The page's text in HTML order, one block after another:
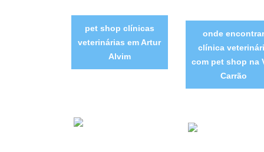
pet shop clínicas
veterinárias em Artur
Alvim
onde encontrar
clínica
com pet shop na
Carrão